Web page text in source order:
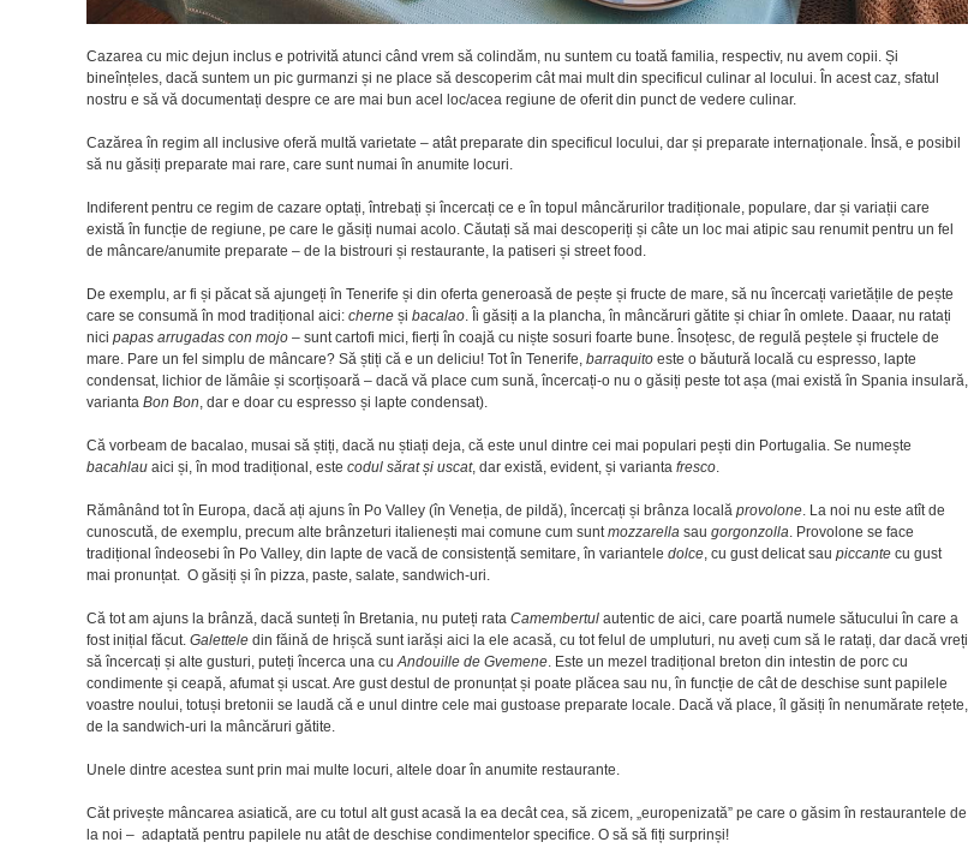
Cazarea cu mic dejun inclus e potrivită atunci când vrem să colindăm, nu suntem cu toată familia, respectiv, nu avem copii. Și
bineînțeles, dacă suntem un pic gurmanzi și ne place să descoperim cât mai mult din specificul culinar al locului. În acest caz, sfatul
nostru e să vă documentați despre ce are mai bun acel loc/acea regiune de oferit din punct de vedere culinar.
Cazărea în regim all inclusive oferă multă varietate – atât preparate din specificul locului, dar și preparate internaționale. Însă, e posibil
să nu găsiți preparate mai rare, care sunt numai în anumite locuri.
Indiferent pentru ce regim de cazare optați, întrebați și încercați ce e în topul mâncărurilor tradiționale, populare, dar și variații care
există în funcție de regiune, pe care le găsiți numai acolo. Căutați să mai descoperiți și câte un loc mai atipic sau renumit pentru un fel
de mâncare/anumite preparate – de la bistrouri și restaurante, la patiseri și street food.
De exemplu, ar fi și păcat să ajungeți în Tenerife și din oferta generoasă de pește și fructe de mare, să nu încercați varietățile de pește
care se consumă în mod tradițional aici: cherne și bacalao . Îi găsiți a la plancha, în mâncăruri gătite și chiar în omlete. Daaar, nu ratați
nici papas arrugadas con mojo – sunt cartofi mici, fierți în coajă cu niște sosuri foarte bune. Însoțesc, de regulă peștele și fructele de
mare. Pare un fel simplu de mâncare? Să știți că e un deliciu! Tot în Tenerife, barraquito este o băutură locală cu espresso, lapte
condensat, lichior de lămâie și scorțișoară – dacă vă place cum sună, încercați-o nu o găsiți peste tot așa (mai există în Spania insulară,
varianta Bon Bon , dar e doar cu espresso și lapte condensat).
Că vorbeam de bacalao, musai să știți, dacă nu știați deja, că este unul dintre cei mai populari pești din Portugalia. Se numește
bacahlau aici și, în mod tradițional, este codul sărat și uscat, dar există, evident, și varianta fresco
Rămânând tot în Europa, dacă ați ajuns în Po Valley (în Veneția, de pildă), încercați și brânza locală provolone . La noi nu este atît de
cunoscută, de exemplu, precum alte brânzeturi italienești mai comune cum sunt mozzarella sau gorgonzolla . Provolone se face
tradițional îndeosebi în Po Valley, din lapte de vacă de consistență semitare, în variantele dolce , cu gust delicat sau piccante cu gust
mai pronunțat. O găsiți și în pizza, paste, salate, sandwich-uri.
Că tot am ajuns la brânză, dacă sunteți în Bretania, nu puteți rata Camembertul autentic de aici, care poartă numele sătucului în care a
fost inițial făcut. Galettele din făină de hrișcă sunt iarăși aici la ele acasă, cu tot felul de umpluturi, nu aveți cum să le ratați, dar dacă vreți
să încercați și alte gusturi, puteți încerca una cu Andouille de Gvemene . Este un mezel tradițional breton din intestin de porc cu
condimente și ceapă, afumat și uscat. Are gust destul de pronunțat și poate plăcea sau nu, în funcție de cât de deschise sunt papilele
voastre noului, totuși bretonii se laudă că e unul dintre cele mai gustoase preparate locale. Dacă vă place, îl găsiți în nenumărate rețete,
de la sandwich-uri la mâncăruri gătite.
Unele dintre acestea sunt prin mai multe locuri, altele doar în anumite restaurante.
Căt privește mâncarea asiatică, are cu totul alt gust acasă la ea decât cea, să zicem, „europenizată” pe care o găsim în restaurantele de
la noi – adaptată pentru papilele nu atât de deschise condimentelor specifice. O să să fiți surprinși!